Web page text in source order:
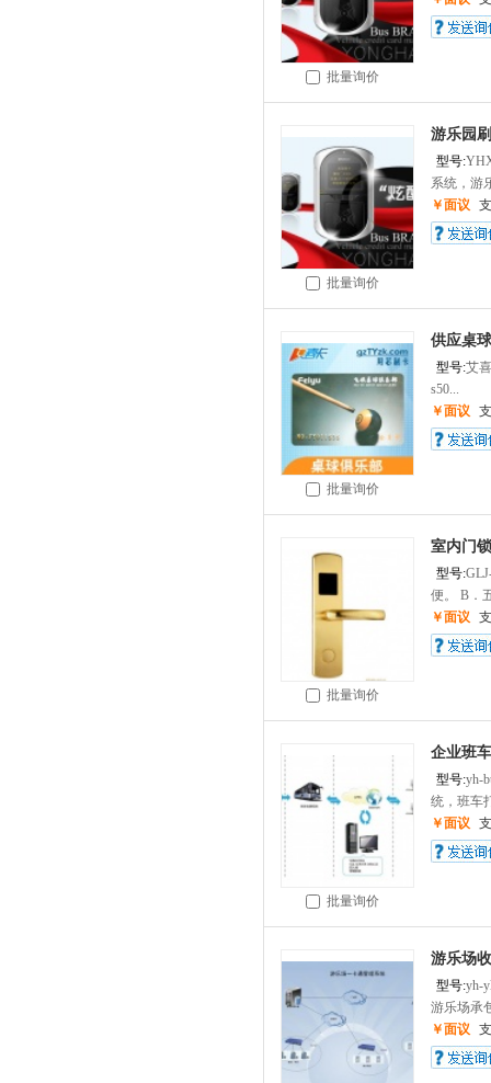
批量询价
批量询价
游乐园
型号:
系统，游
￥面议
批量询价
供应桌
型号:艾
s50...
￥面议
批量询价
室内门
型号:
便。 B．
￥面议
批量询价
企业班
型号:yh-
统，班车
￥面议
游乐场
型号:yh-
游乐场承
￥面议